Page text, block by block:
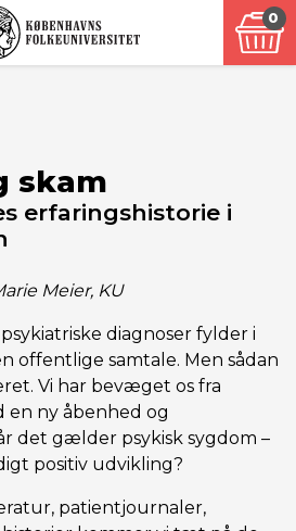
0
skam
erfaringshistorie i
Meier, KU
diagnoser fylder i
offentlige samtale. Men sådan
Vi har bevæget os fra
en ny åbenhed og
det gælder psykisk sygdom –
positiv udvikling?
patientjournaler,